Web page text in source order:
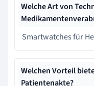
Welche Art von
Smartwatches für
Welchen Vorteil
Patientenakte?